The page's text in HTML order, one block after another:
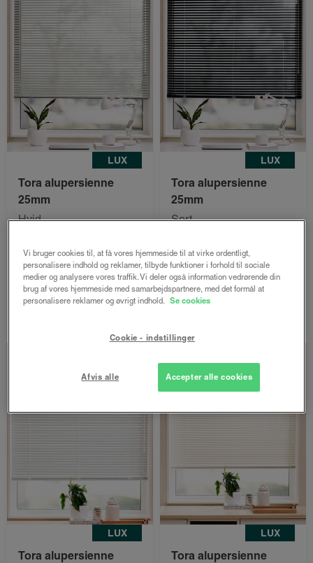
LUX
Tora alupersienne
25mm
Hvid
gardinbussen
fra 944 kr.
LUX
Tora alupersienne
25mm
Sort
gardinbussen
fra 944 kr.
LUX
Tora alupersienne
LUX
Tora alupersienne
Vi bruger cookies til, at få vores hjemmeside til at virke ordentligt,
personalisere indhold og reklamer, tilbyde funktioner i forhold til sociale
medier og analysere vores traffik. Vi deler også information vedrørende din
brug af vores hjemmeside med samarbejdspartnere, med det formål at
personalisere reklamer og øvrigt indhold. Se cookies
Cookie - indstillinger
Afvis alle Accepter alle cookies